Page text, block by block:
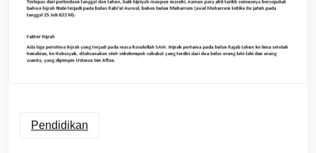
Pendidikan